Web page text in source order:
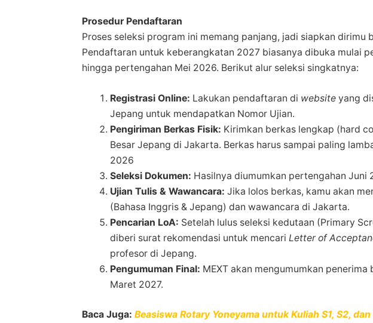
Prosedur Pendaftaran
Proses seleksi program ini memang panjang, jadi siapkan dirimu
Pendaftaran untuk keberangkatan 2027 biasanya dibuka mulai
hingga pertengahan Mei 2026. Berikut alur seleksi singkatnya:
Registrasi Online: Lakukan pendaftaran di website yang
Jepang untuk mendapatkan Nomor Ujian.
Pengiriman Berkas Fisik: Kirimkan berkas lengkap (hard
Besar Jepang di Jakarta. Berkas harus sampai paling
2026
Seleksi Dokumen: Hasilnya diumumkan pertengahan Juni
Ujian Tulis & Wawancara: Jika lolos berkas, kamu akan
(Bahasa Inggris & Jepang) dan wawancara di Jakarta.
Pencarian LoA: Setelah lulus seleksi kedutaan (Primary
diberi surat rekomendasi untuk mencariLetter of
profesor di Jepang.
Pengumuman Final: MEXT akan mengumumkan
Maret 2027.
Baca Juga: Beasiswa Rotary Yoneyama untuk Kuliah S1, S2,